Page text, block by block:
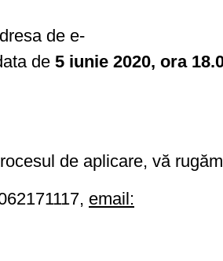
de e-
de 5 iunie 2020, ora
de aplicare, vă
email: